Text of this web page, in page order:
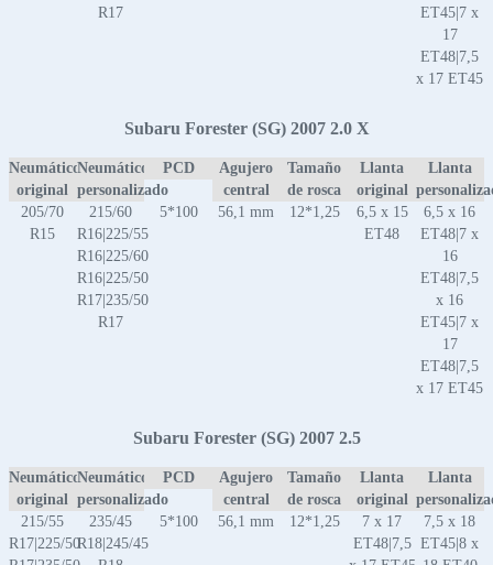
R17
ET45|7 x
17
ET48|7,5
x 17 ET45
Subaru Forester (SG) 2007 2.0 X
Neumático
original
Neumático
personalizado
PCD
Agujero
central
Tamaño
de rosca
Llanta
original
Llanta
205/70
R15
215/60
R16|225/55
R16|225/60
R16|225/50
R17|235/50
R17
5*100 56,1 mm 12*1,25
6,5 x 15
ET48
6,5 x 16
ET48|7 x
16
ET48|7,5
x 16
ET45|7 x
17
ET48|7,5
x 17 ET45
Subaru Forester (SG) 2007 2.5
Neumático
original
Neumático
personalizado
PCD
Agujero
central
Tamaño
de rosca
Llanta
original
Llanta
215/55
R17|225/50
235/45
R18|245/45
5*100 56,1 mm 12*1,25
7 x 17
ET48|7,5
7,5 x 18
ET45|8 x